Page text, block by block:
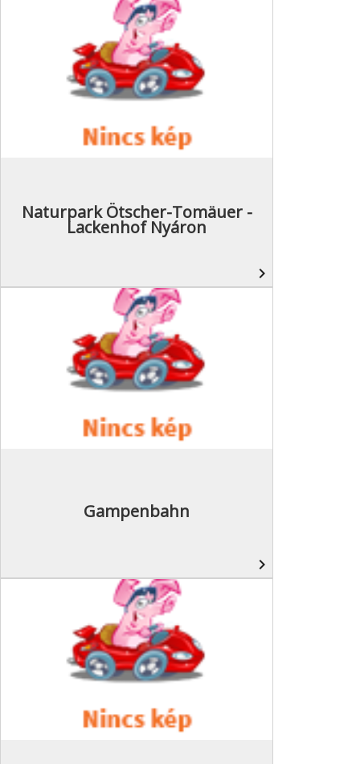
Naturpark Ötscher-Tomäuer -
Lackenhof Nyáron
navigate_next
Gampenbahn
navigate_next